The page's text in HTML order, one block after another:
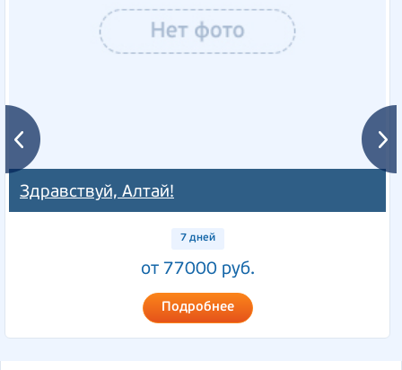
Здравствуй, Алтай!
7 дней
от 77000 руб.
Подробнее